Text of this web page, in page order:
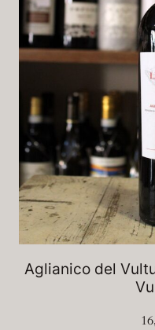
Aglianico del